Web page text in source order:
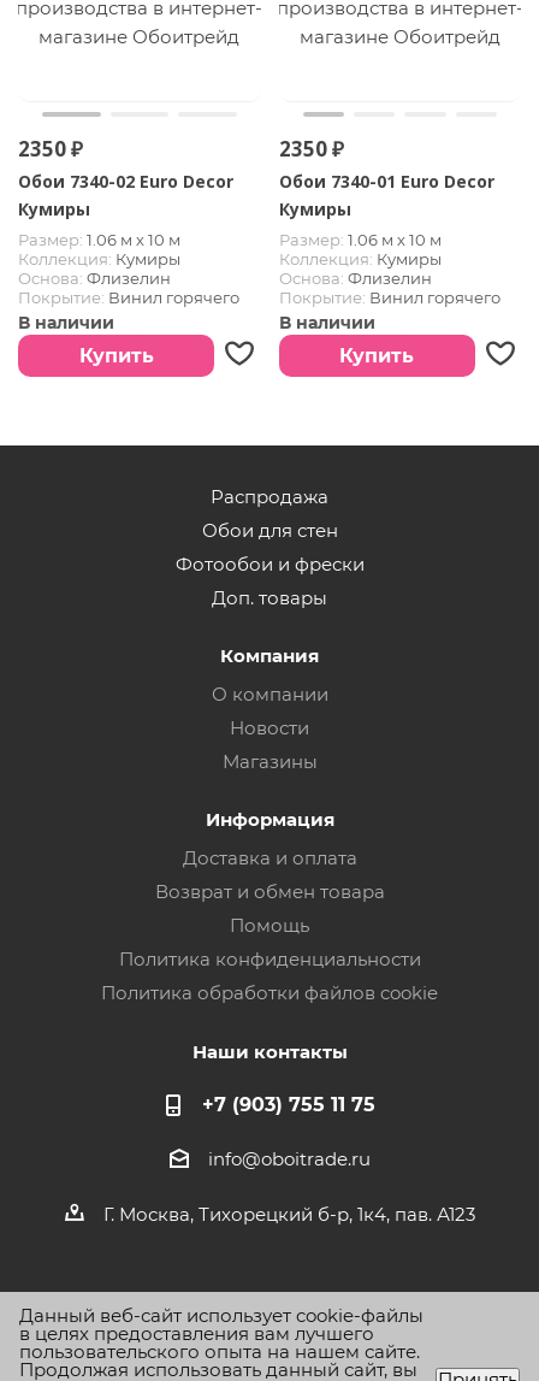
2350 ₽
Обои 7340-02 Euro Decor
Кумиры
Размер: 1.06 м х 10 м
Коллекция: Кумиры
Основа: Флизелин
Покрытие: Винил горячего
тиснения
В наличии
Купить
2350 ₽
Обои 7340-01 Euro Decor
Кумиры
Размер: 1.06 м х 10 м
Коллекция: Кумиры
Основа: Флизелин
Покрытие: Винил горячего
тиснения
В наличии
Купить
Распродажа
Обои для стен
Фотообои и фрески
Доп. товары
Компания
О компании
Новости
Магазины
Информация
Доставка и оплата
Возврат и обмен товара
Помощь
Политика конфиденциальности
Политика обработки файлов cookie
Наши контакты
+7 (903) 755 11 75
info@oboitrade.ru
Г. Москва, Тихорецкий б-р, 1к4, пав. А123
2026 © Oboitrade.ru - интернет-магазин
Данный веб-сайт использует cookie-файлы
в целях предоставления вам лучшего
пользовательского опыта на нашем сайте.
Продолжая использовать данный сайт, вы